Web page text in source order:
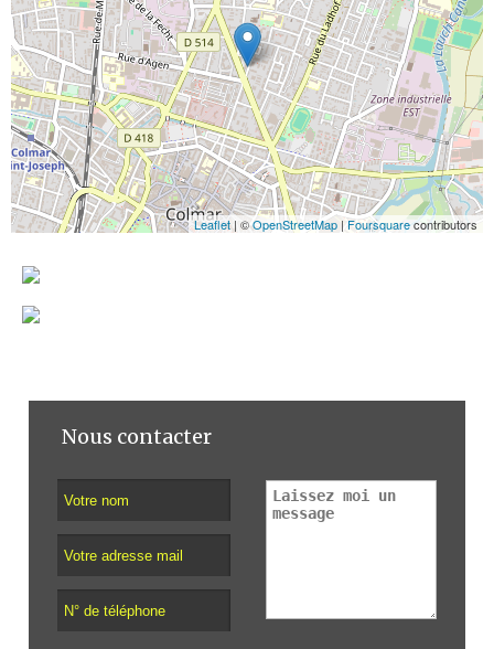
Leaflet | ©OpenStreetMap |Foursquarecontributors
Nous contacter